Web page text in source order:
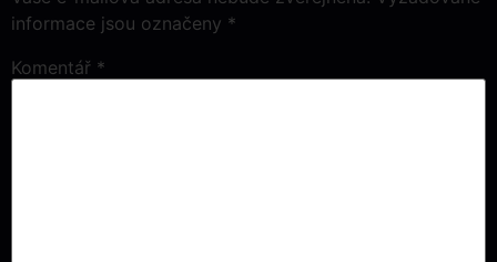
informace jsou označeny *
Komentář *